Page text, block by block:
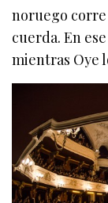
noruego corre
cuerda. En
mientras Oye